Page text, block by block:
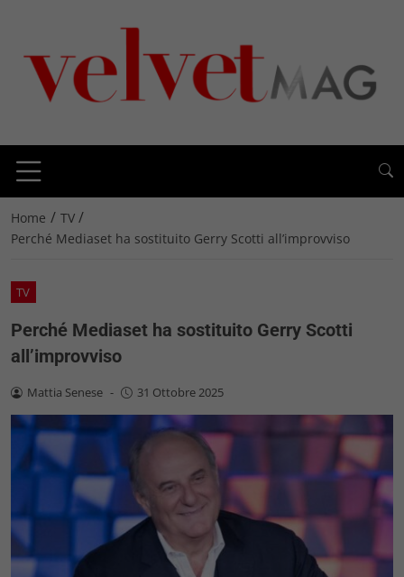
Home / TV /
Perché Mediaset ha sostituito Gerry Scotti all’improvviso
TV
Perché Mediaset ha sostituito Gerry Scotti
all’improvviso
Mattia Senese - 31 Ottobre 2025